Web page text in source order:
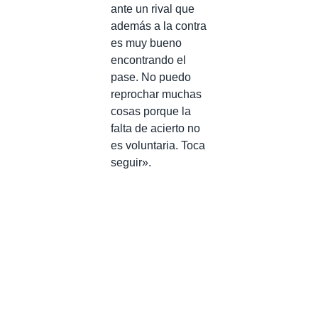
ante un rival que
además a la contra
es muy bueno
encontrando el
pase. No puedo
reprochar muchas
cosas porque la
falta de acierto no
es voluntaria. Toca
seguir».